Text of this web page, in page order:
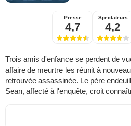
Presse
4,7
Spectateurs
4,2
Trois amis d'enfance se perdent de
affaire de meurtre les réunit à
retrouvée assassinée. Le père
Sean, affecté à l'enquête, croit